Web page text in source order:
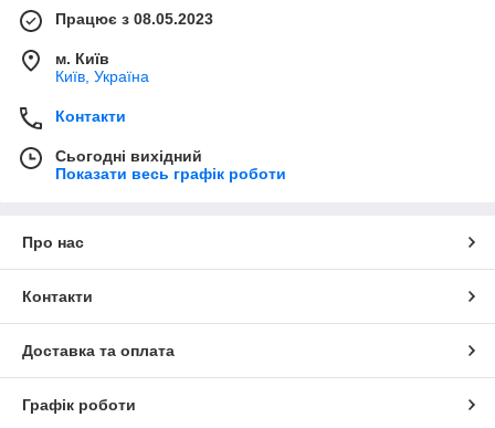
Працює з 08.05.2023
м. Київ
Київ, Україна
Контакти
Сьогодні вихідний
Показати весь графік роботи
Про нас
Контакти
Доставка та оплата
Графік роботи